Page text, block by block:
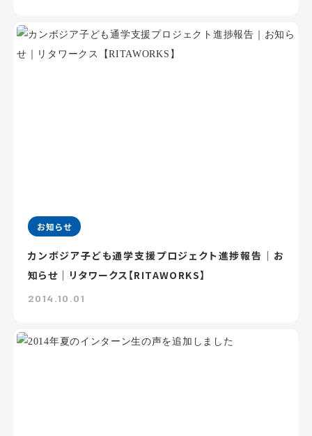
お知らせ
カンボジア子ども通学支援プロジェクト進捗報告｜お
知らせ｜リタワークス【RITAWORKS】
2014.10.01